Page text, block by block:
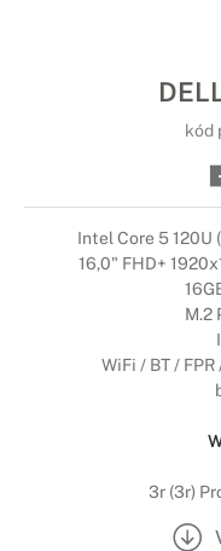
kód
Intel Core 5 120U
16,0" FHD+
M.2
WiFi / BT /
3r (3r)